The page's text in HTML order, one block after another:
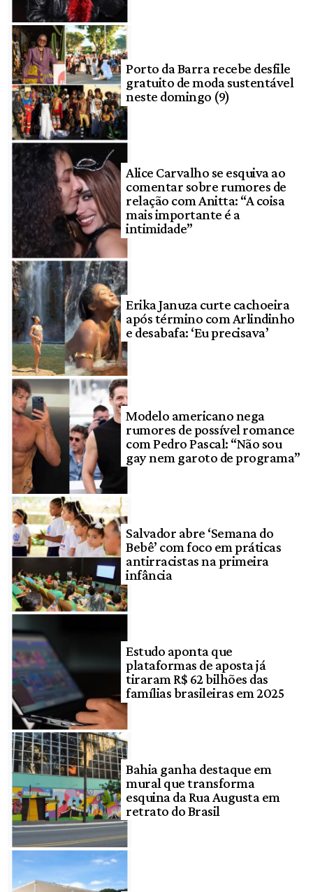
Porto da Barra recebe desfile
gratuito de moda sustentável
neste domingo (9)
Alice Carvalho se esquiva ao
comentar sobre rumores de
relação com Anitta: “A coisa
mais importante é a
intimidade”
Erika Januza curte cachoeira
após término com Arlindinho
e desabafa: ‘Eu precisava’
Modelo americano nega
rumores de possível romance
com Pedro Pascal: “Não sou
gay nem garoto de programa”
Salvador abre ‘Semana do
Bebê’ com foco em práticas
antirracistas na primeira
infância
Estudo aponta que
plataformas de aposta já
tiraram R$ 62 bilhões das
famílias brasileiras em 2025
Bahia ganha destaque em
mural que transforma
esquina da Rua Augusta em
retrato do Brasil